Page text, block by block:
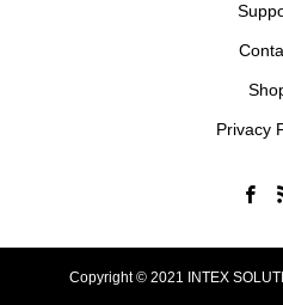
Privacy
Copyright © 2021 INTEX